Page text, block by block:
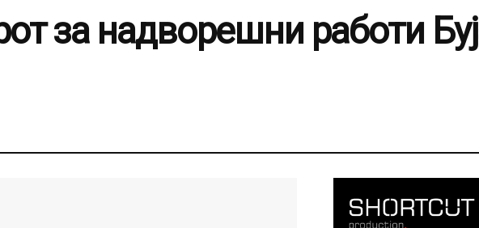
за надворешни работи